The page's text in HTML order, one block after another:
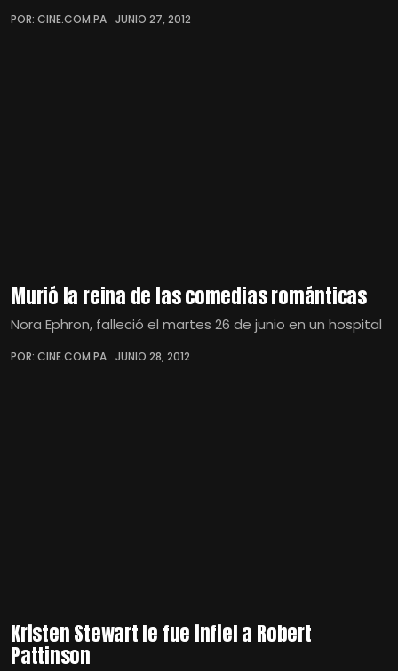
POR: CINE.COM.PA JUNIO 27, 2012
Murió la reina de las comedias románticas
Nora Ephron, falleció el martes 26 de junio en un hospital
POR: CINE.COM.PA JUNIO 28, 2012
Kristen Stewart le fue infiel a Robert
Pattinson